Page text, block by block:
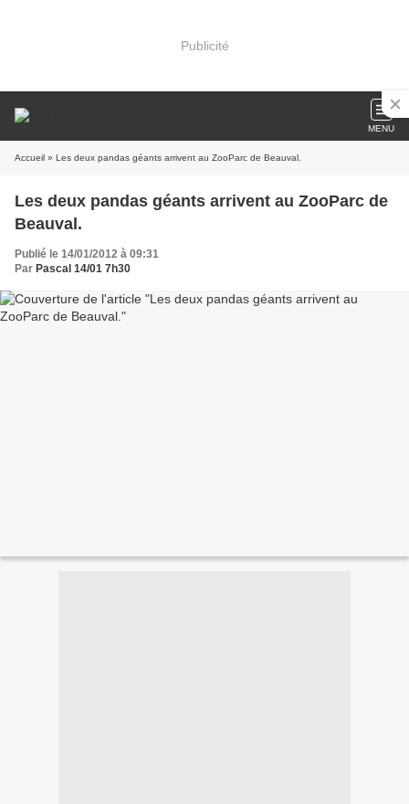
Publicité
MENU
Accueil » Les deux pandas géants arrivent au ZooParc de Beauval.
Les deux pandas géants arrivent au ZooParc de
Beauval.
Publié le 14/01/2012 à 09:31
Par Pascal 14/01 7h30